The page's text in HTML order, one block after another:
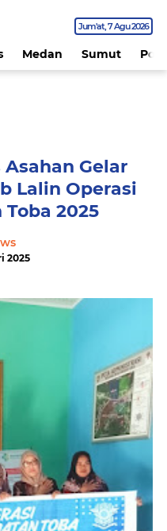
Jum'at 7 Agu 2026
Medan Sumut
Gelar
Lalin Operasi
2025
2025